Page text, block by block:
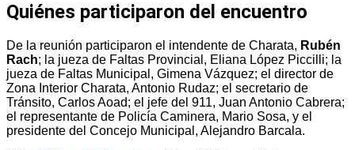
Quiénes participaron del encuentro
De la reunión participaron el intendente de Charata, Rubén
Rach; la jueza de Faltas Provincial, Eliana López Piccilli; la
jueza de Faltas Municipal, Gimena Vázquez; el director de
Zona Interior Charata, Antonio Rudaz; el secretario de
Tránsito, Carlos Aoad; el jefe del 911, Juan Antonio Cabrera;
el representante de Policía Caminera, Mario Sosa, y el
presidente del Concejo Municipal, Alejandro Barcala.